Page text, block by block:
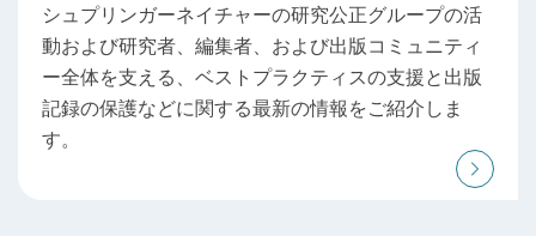
シュプリンガーネイチャーの研究公正グループの活
動および研究者、編集者、および出版コミュニティ
ー全体を支える、ベストプラクティスの支援と出版
記録の保護などに関する最新の情報をご紹介しま
す。